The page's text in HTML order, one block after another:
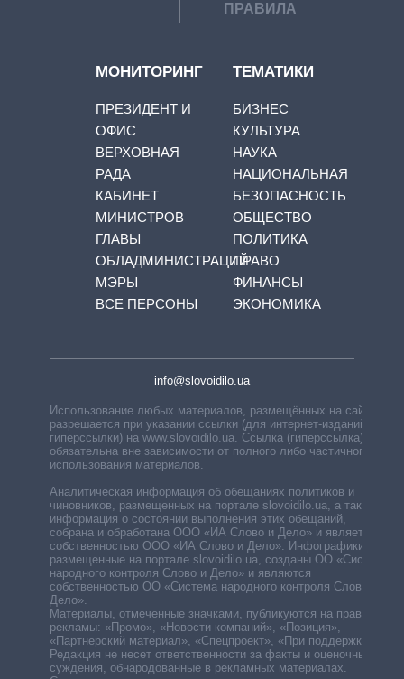
ПРАВИЛА
МОНИТОРИНГ
ПРЕЗИДЕНТ И
ОФИС
ВЕРХОВНАЯ
РАДА
КАБИНЕТ
МИНИСТРОВ
ГЛАВЫ
ОБЛАДМИНИСТРАЦИЙ
МЭРЫ
ВСЕ ПЕРСОНЫ
ТЕМАТИКИ
БИЗНЕС
КУЛЬТУРА
НАУКА
НАЦИОНАЛЬНАЯ
БЕЗОПАСНОСТЬ
ОБЩЕСТВО
ПОЛИТИКА
ПРАВО
ФИНАНСЫ
ЭКОНОМИКА
info@slovoidilo.ua
Использование любых материалов, размещённых на сайте,
разрешается при указании ссылки (для интернет-изданий —
гиперссылки) на www.slovoidilo.ua. Ссылка (гиперссылка)
обязательна вне зависимости от полного либо частичного
использования материалов.
Аналитическая информация об обещаниях политиков и
чиновников, размещенных на портале slovoidilo.ua, а также
информация о состоянии выполнения этих обещаний,
собрана и обработана ООО «ИА Слово и Дело» и является
собственностью ООО «ИА Слово и Дело». Инфографики,
размещенные на портале slovoidilo.ua, созданы ОО «Система
народного контроля Слово и Дело» и являются
собственностью ОО «Система народного контроля Слово и
Дело».
Материалы, отмеченные значками, публикуются на правах
рекламы: «Промо», «Новости компаний», «Позиция»,
«Партнерский материал», «Спецпроект», «При поддержке».
Редакция не несет ответственности за факты и оценочные
суждения, обнародованные в рекламных материалах.